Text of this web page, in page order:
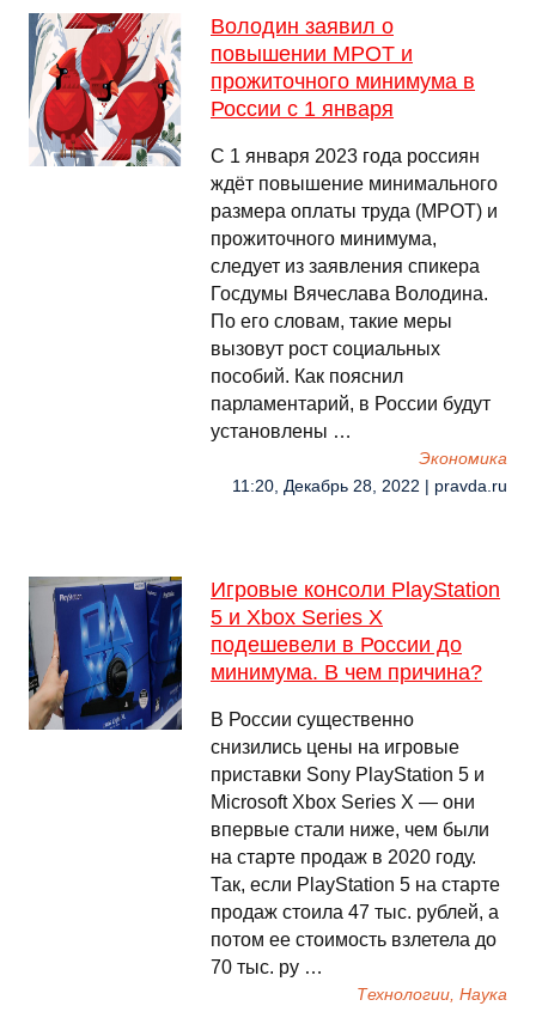
Володин заявил о
повышении МРОТ и
прожиточного минимума в
России с 1 января
С 1 января 2023 года россиян
ждёт повышение минимального
размера оплаты труда (МРОТ) и
прожиточного минимума,
следует из заявления спикера
Госдумы Вячеслава Володина.
По его словам, такие меры
вызовут рост социальных
пособий. Как пояснил
парламентарий, в России будут
установлены …
Экономика
11:20, Декабрь 28, 2022 | pravda.ru
Игровые консоли PlayStation
5 и Xbox Series X
подешевели в России до
минимума. В чем причина?
В России существенно
снизились цены на игровые
приставки Sony PlayStation 5 и
Microsoft Xbox Series X — они
впервые стали ниже, чем были
на старте продаж в 2020 году.
Так, если PlayStation 5 на старте
продаж стоила 47 тыс. рублей, а
потом ее стоимость взлетела до
70 тыс. ру …
Технологии, Наука